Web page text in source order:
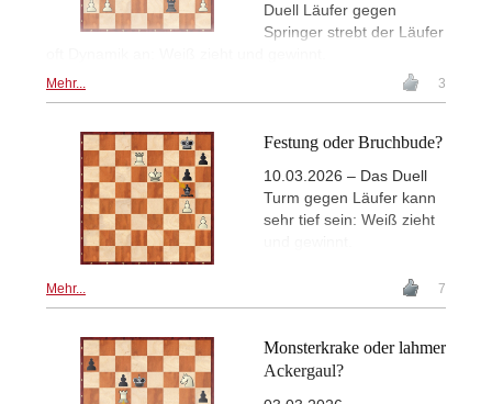
Duell Läufer gegen
Springer strebt der Läufer
Mehr... 3
Festung oder Bruchbude?
10.03.2026 – Das Duell
Turm gegen Läufer kann
sehr tief sein: Weiß zieht
Mehr... 7
Monsterkrake oder lahmer
Ackergaul?